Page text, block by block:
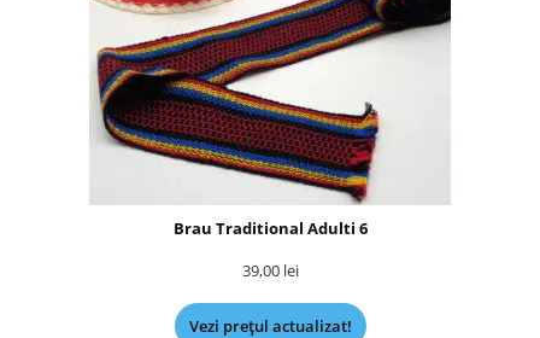
Brau Traditional Adulti 6
39,00 lei
Vezi prețul actualizat!